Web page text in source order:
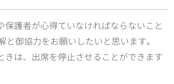
護者が心得ていなければならないこと
御協力をお願いしたいと思います。
は、出席を停止させることができます